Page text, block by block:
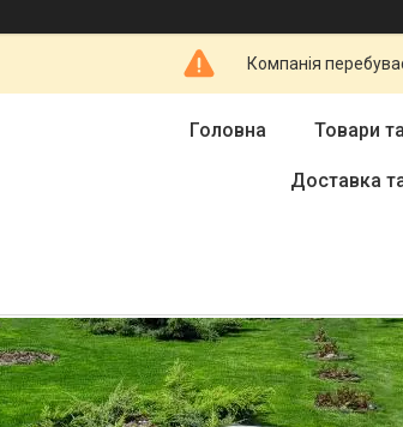
Компанія
Головна Товари
Доставка